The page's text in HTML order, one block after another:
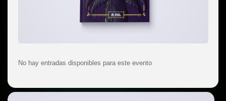
No hay entradas disponibles para este evento